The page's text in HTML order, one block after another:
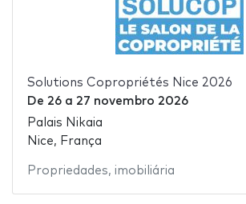
Solutions Copropriétés Nice 2026
De 26a 27 novembro 2026
Palais Nikaia
Nice, França
Propriedades, imobiliária